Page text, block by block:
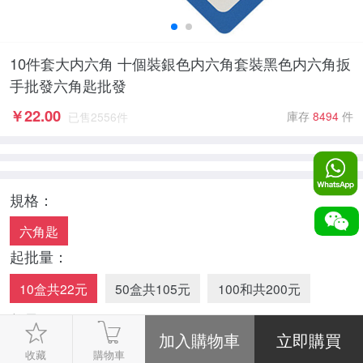
10件套大内六角 十個裝銀色内六角套裝黑色内六角扳
手批發六角匙批發
￥22.00 已售 2556件 庫存 8494件
規格：
六角匙
起批量：
10盒共22元 50盒共105元 100和共200元
數量：
-
+
收藏 購物車